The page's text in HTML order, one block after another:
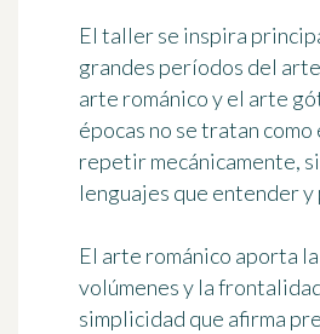
El taller se inspira
grandes períodos del
arte románico y el arte
épocas no se tratan como
repetir mecánicamente,
lenguajes que entender
El arte románico aporta
volúmenes y la
simplicidad que afirma